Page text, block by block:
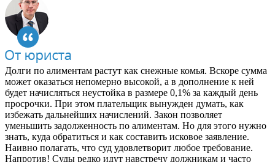
Долги по алиментам растут как снежные комья. Вскоре сумма
может оказаться непомерно высокой, а в дополнение к ней
будет начисляться неустойка в размере 0,1% за каждый день
просрочки. При этом плательщик вынужден думать, как
избежать дальнейших начислений. Закон позволяет
уменьшить задолженность по алиментам. Но для этого нужно
знать, куда обратиться и как составить исковое заявление.
Наивно полагать, что суд удовлетворит любое требование.
Напротив! Суды редко идут навстречу должникам и часто